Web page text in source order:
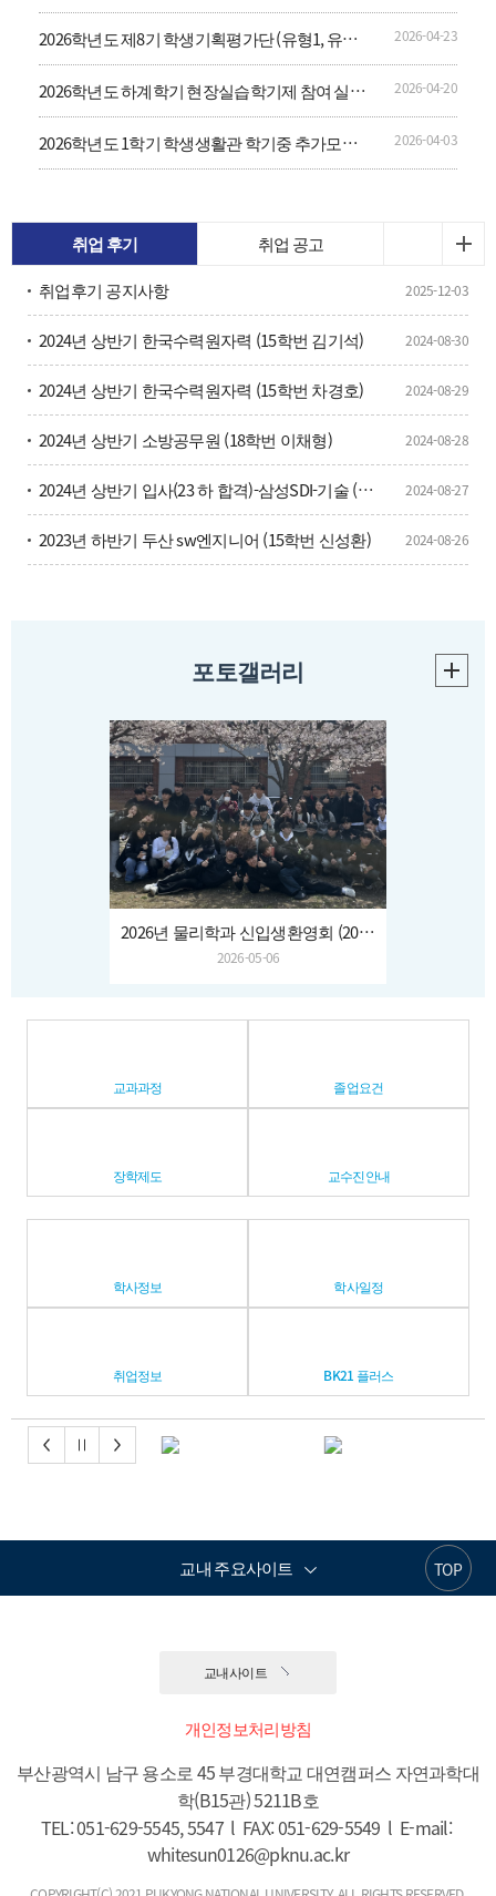
2026학년도 제8기 학생기획평가단 (유형1, 유형
2) 모집 안내
2026-04-23
2026학년도 하계학기 현장실습학기제 참여 실습
생 모집 안내
2026-04-20
2026학년도 1학기 학생생활관 학기중 추가모집
(2차) 안내
2026-04-03
취업 후기
취업 공고
취업후기 공지사항
2025-12-03
2024년 상반기 한국수력원자력 (15학번 김기석) 2024-08-30
2024년 상반기 한국수력원자력 (15학번 차경호) 2024-08-29
2024년 상반기 소방공무원 (18학번 이채형) 2024-08-28
2024년 상반기 입사(23 하 합격)-삼성SDI-기술 (18학번 김민경) 2024-08-27
2023년 하반기 두산 sw엔지니어 (15학번 신성환) 2024-08-26
포토갤러리
2026년 물리학과 신입생환영회 (2026.04.03.~04.)
2026-05-06
교과과정 졸업요건
장학제도 교수진안내
학사정보 학사일정
취업정보 BK21 플러스
TOP
교내 주요사이트
교내사이트
개인정보처리방침
부산광역시 남구 용소로 45 부경대학교 대연캠퍼스 자연과학대
학(B15관) 5211B호
TEL: 051-629-5545, 5547  l  FAX: 051-629-5549  l  E-mail:
whitesun0126@pknu.ac.kr